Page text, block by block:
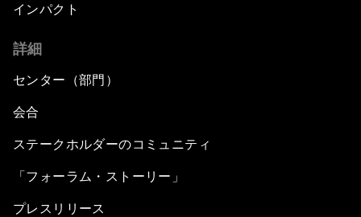
インパクト
詳細
センター（部門）
会合
ステークホルダーのコミュニティ
「フォーラム・ストーリー」
プレスリリース